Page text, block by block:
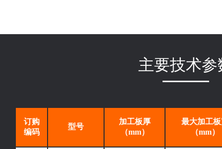
主要技术参
订购
编码
型号
加工板厚
（mm）
最大加工
（mm）